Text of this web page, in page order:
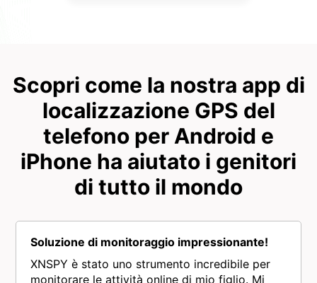
Scopri come la nostra app di
localizzazione GPS del
telefono per Android e
iPhone ha aiutato i genitori
di tutto il mondo
Soluzione di monitoraggio impressionante!
XNSPY è stato uno strumento incredibile per
monitorare le attività online di mio figlio. Mi